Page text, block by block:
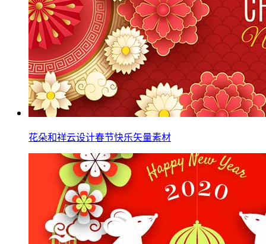
花朵和祥云设计春节快乐矢量素材